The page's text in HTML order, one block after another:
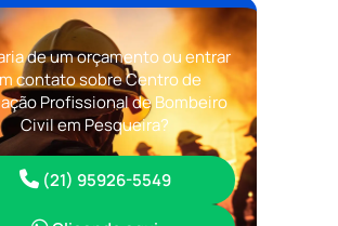
de um orçamento ou entrar
contato sobre Centro de
Profissional de Bombeiro
Civil em Pesqueira?
(21) 95926-5549